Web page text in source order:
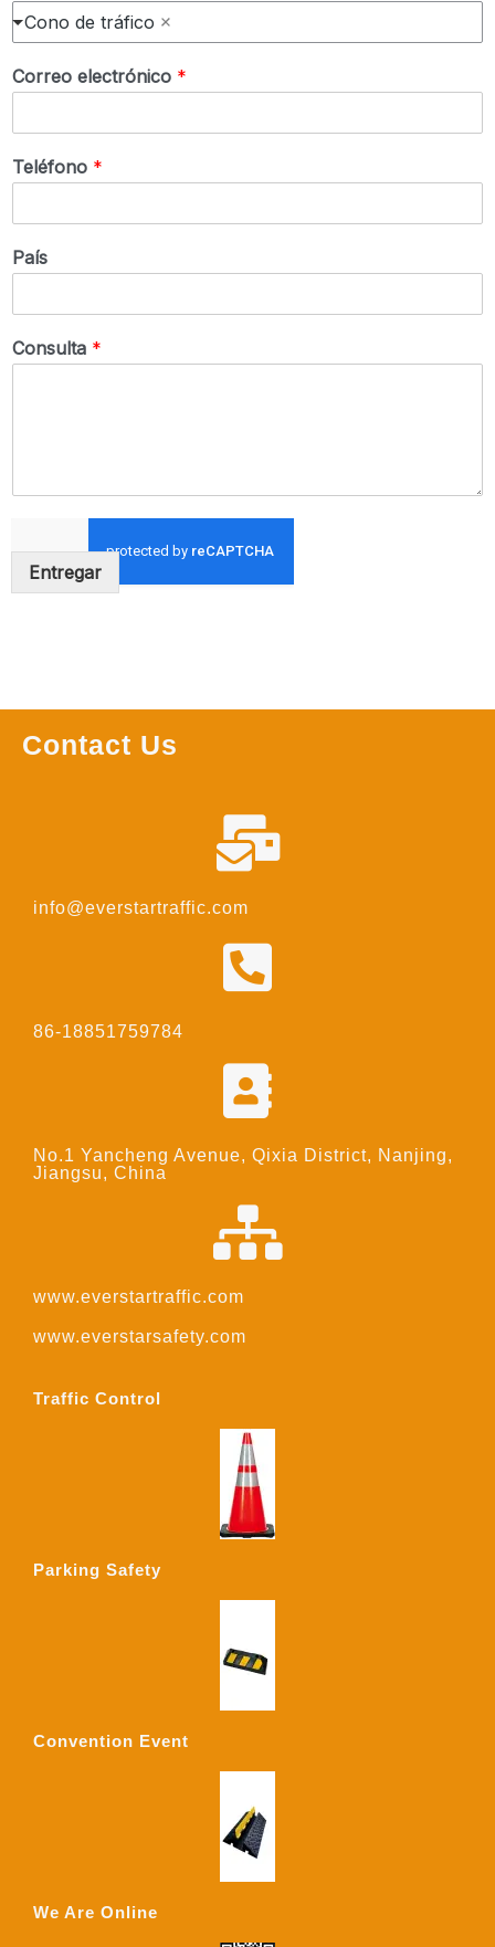
Cono de tráfico
Correo electrónico *
Teléfono *
País
Consulta *
Entregar
Contact Us
info@everstartraffic.com
86-18851759784
No.1 Yancheng Avenue, Qixia District, Nanjing,
Jiangsu, China
www.everstartraffic.com
www.everstarsafety.com
Traffic Control
Parking Safety
Convention Event
We Are Online